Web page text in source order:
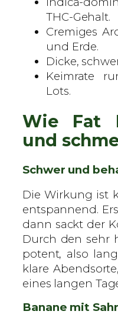
e
n
e
THC-Gehalt.
Cremiges
und Erde.
Dicke,
Keimrate
Lots.
Wie Fat
und
Schwer und
Die Wirkung ist
entspannend.
dann sackt der
Durch den sehr
potent, also
klare
eines langen
Banane mit